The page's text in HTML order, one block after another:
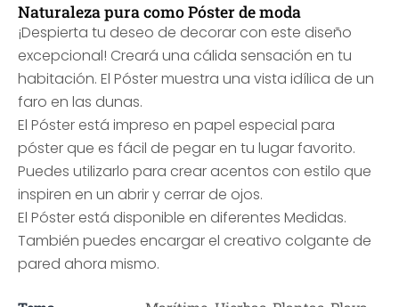
Naturaleza pura como Póster de moda
¡Despierta tu deseo de decorar con este diseño
excepcional! Creará una cálida sensación en tu
habitación. El Póster muestra una vista idílica de un
faro en las dunas.
El Póster está impreso en papel especial para
póster que es fácil de pegar en tu lugar favorito.
Puedes utilizarlo para crear acentos con estilo que
inspiren en un abrir y cerrar de ojos.
El Póster está disponible en diferentes Medidas.
También puedes encargar el creativo colgante de
pared ahora mismo.